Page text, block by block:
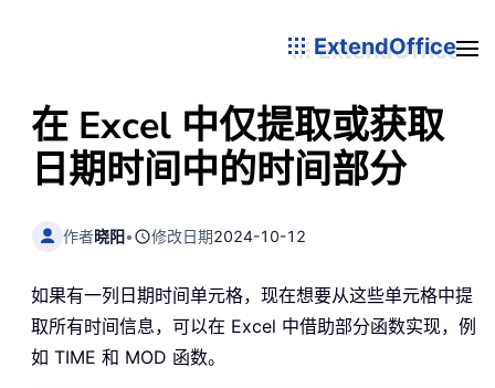
ExtendOffice
在 Excel 中仅提取或获取
日期时间中的时间部分
作者晓阳• 修改日期2024-10-12
如果有一列日期时间单元格，现在想要从这些单元格中提
取所有时间信息，可以在 Excel 中借助部分函数实现，例
如 TIME 和 MOD 函数。